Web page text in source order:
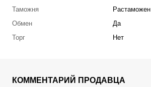
Таможня
Растаможен
Обмен
Да
Торг
Нет
КОММЕНТАРИЙ ПРОДАВЦА